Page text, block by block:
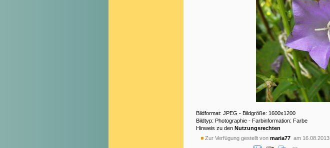
Bildformat: JPEG - Bildgröße: 1600x1200
Bildtyp: Photographie - Farbinformation: Farbe
Hinweis zu den Nutzungsrechten
Zur Verfügung gestellt von maria77 am 16.08.2013